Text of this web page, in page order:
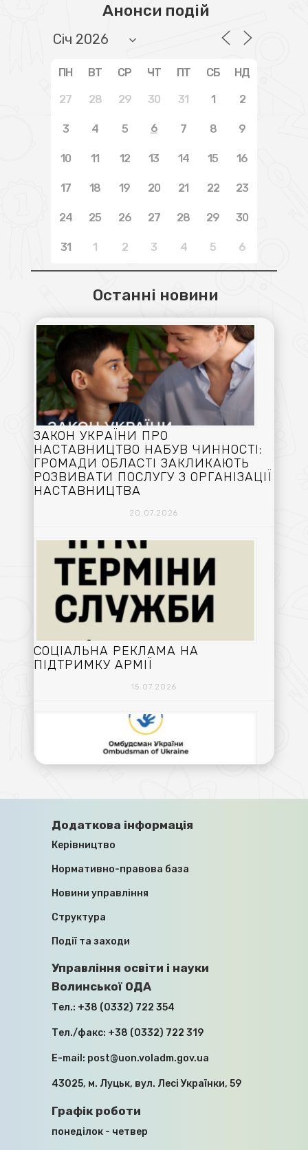
Анонси подій
ПН ВТ СР ЧТ ПТ СБ НД
27 28 29 30 31 1 2
3 4 5 6 7 8 9
10 11 12 13 14 15 16
17 18 19 20 21 22 23
24 25 26 27 28 29 30
31 1 2 3 4 5 6
Останні новини
ЗАКОН УКРАЇНИ ПРО
НАСТАВНИЦТВО НАБУВ ЧИННОСТІ:
ГРОМАДИ ОБЛАСТІ ЗАКЛИКАЮТЬ
РОЗВИВАТИ ПОСЛУГУ З ОРГАНІЗАЦІЇ
НАСТАВНИЦТВА
20.07.2026
СОЦІАЛЬНА РЕКЛАМА НА
ПІДТРИМКУ АРМІЇ
15.07.2026
ПРАВА ЦИВІЛЬНИХ ОСІБ,
ПОЗБАВЛЕНИХ ОСОБИСТОЇ СВОБОДИ
ВНАСЛІДОК ЗБРОЙНОЇ АГРЕСІЇ
ПРОТИ УКРАЇНИ, ЗНИКЛИХ
ОБСТАВИН, ТА ЧЛЕНІВ ЇХНІХ СІМЕЙ
МОДЕРНІЗАЦІЯ, ДЕЦЕНТРАЛІЗАЦІЯ,
ІНВЕСТИЦІЇ: У ВМІ ПРОЙШЛА
РОБОЧА НАРАДА ІЗ ЗАСТУПНИКОМ
16.04.2026
Додаткова інформація
Керівництво
Нормативно-правова база
Новини управління
Структура
Події та заходи
Управління освіти і науки
Волинської ОДА
Тел.: +38 (0332) 722 354
Тел./факс: +38 (0332) 722 319
E-mail: post@uon.voladm.gov.ua
43025, м. Луцьк, вул. Лесі Українки, 59
Графік роботи
понеділок - четвер